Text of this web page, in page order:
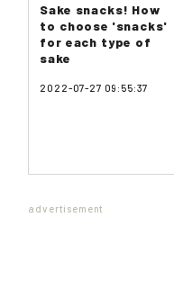
Sake snacks! How
to choose 'snacks'
for each type of
sake
2022-07-27 09:55:37
advertisement